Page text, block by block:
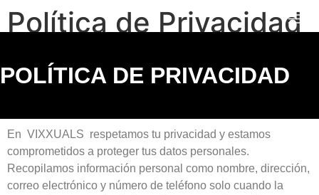
Política de Privacidad
POLÍTICA DE PRIVACIDAD
En VIXXUALS respetamos tu privacidad y estamos
comprometidos a proteger tus datos personales.
Recopilamos información personal como nombre, dirección,
correo electrónico y número de teléfono solo cuando la